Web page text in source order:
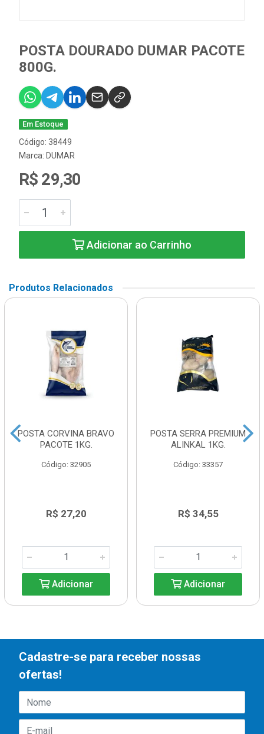
POSTA DOURADO DUMAR PACOTE
800G.
Em Estoque
Código: 38449
Marca: DUMAR
R$ 29,30
Adicionar ao Carrinho
Produtos Relacionados
POSTA CORVINA BRAVO
PACOTE 1KG.
Código: 32905
R$ 27,20
Adicionar
POSTA SERRA PREMIUM
ALINKAL 1KG.
Código: 33357
R$ 34,55
Adicionar
Cadastre-se para receber nossas
ofertas!